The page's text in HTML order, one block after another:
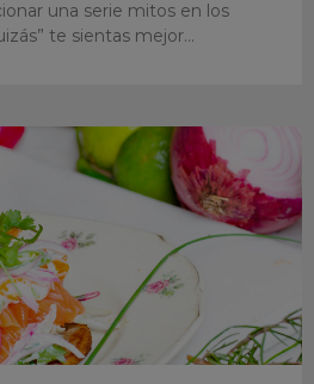
una serie mitos en los
te sientas mejor